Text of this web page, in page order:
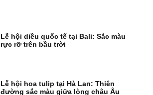
Lễ hội diều quốc tế tại Bali: Sắc màu
rực rỡ trên bầu trời
Lễ hội hoa tulip tại Hà Lan: Thiên
đường sắc màu giữa lòng châu Âu